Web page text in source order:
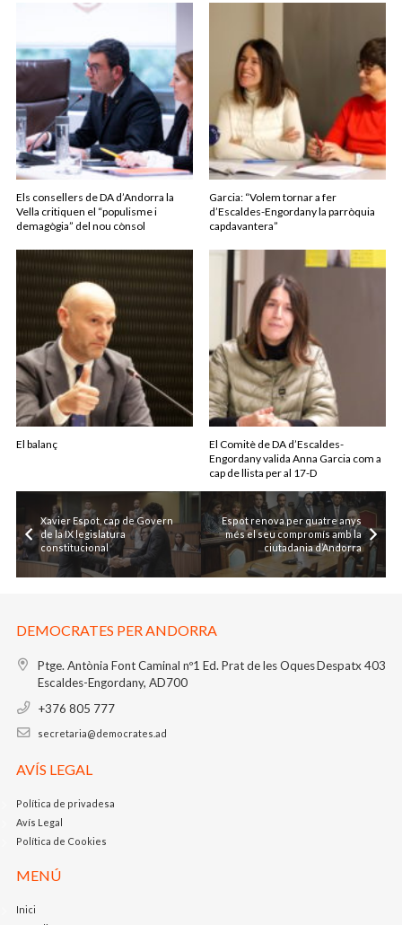
Els consellers de DA d’Andorra la
Vella critiquen el “populisme i
demagògia” del nou cònsol
Garcia: “Volem tornar a fer
d’Escaldes-Engordany la parròquia
capdavantera”
El balanç
El Comitè de DA d’Escaldes-
Engordany valida Anna Garcia com a
cap de llista per al 17-D
Xavier Espot, cap de Govern
de la IX legislatura
constitucional
Espot renova per quatre anys
més el seu compromís amb la
ciutadania d’Andorra
DEMOCRATES PER ANDORRA
Ptge. Antònia Font Caminal nº1 Ed. Prat de les OquesDespatx 403
Escaldes-Engordany, AD700
+376 805 777
secretaria@democrates.ad
AVÍS LEGAL
Política de privadesa
Avís Legal
Política de Cookies
MENÚ
Inici